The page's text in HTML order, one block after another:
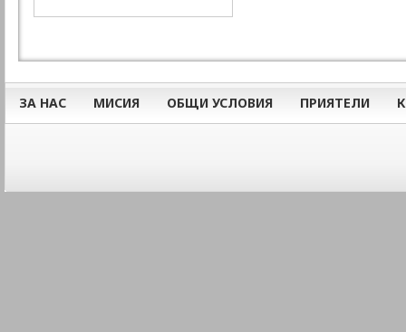
ЗА НАС МИСИЯ ОБЩИ УСЛОВИЯ ПРИЯТЕЛИ